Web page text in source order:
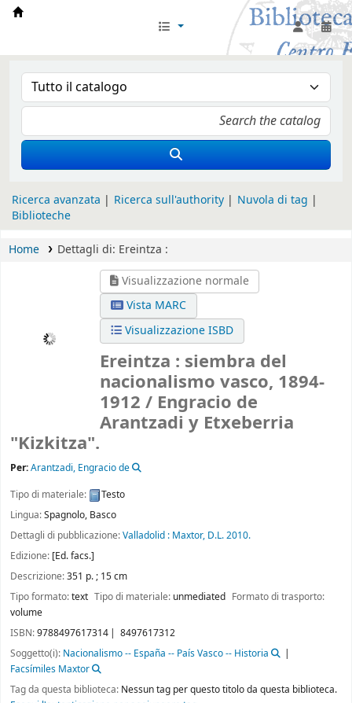
Biblioteca Iglesia Nacional Española en
Ricerca avanzata Ricerca sull'authority
Nuvola di tag
Biblioteche
Home Dettagli di: Ereintza :
Visualizzazione normale
Vista MARC
Visualizzazione ISBD
Ereintza : siembra del
nacionalismo vasco, 1894-
1912 / Engracio de
Arantzadi y Etxeberria
"Kizkitza".
Per:Arantzadi, Engracio de
Tipo di materiale:
Testo
Lingua:Spagnolo, Basco
Dettagli di pubblicazione:Valladolid : Maxtor, D.L. 2010.
Edizione: [Ed. facs.]
Descrizione:351 p. ; 15 cm
Tipo formato:text Tipo di materiale: unmediated Formato di trasporto:
volume
ISBN:9788497617314
8497617312
Soggetto(i): Nacionalismo -- España -- País Vasco -- Historia
Facsímiles Maxtor
Tag da questa biblioteca: Nessun tag per questo titolo da questa biblioteca.